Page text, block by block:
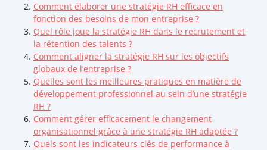
Comment élaborer une stratégie RH efficace en
fonction des besoins de mon entreprise ?
Quel rôle joue la stratégie RH dans le recrutement et
la rétention des talents ?
Comment aligner la stratégie RH sur les objectifs
globaux de l’entreprise ?
Quelles sont les meilleures pratiques en matière de
développement professionnel au sein d’une stratégie
RH ?
Comment gérer efficacement le changement
organisationnel grâce à une stratégie RH adaptée ?
Quels sont les indicateurs clés de performance à